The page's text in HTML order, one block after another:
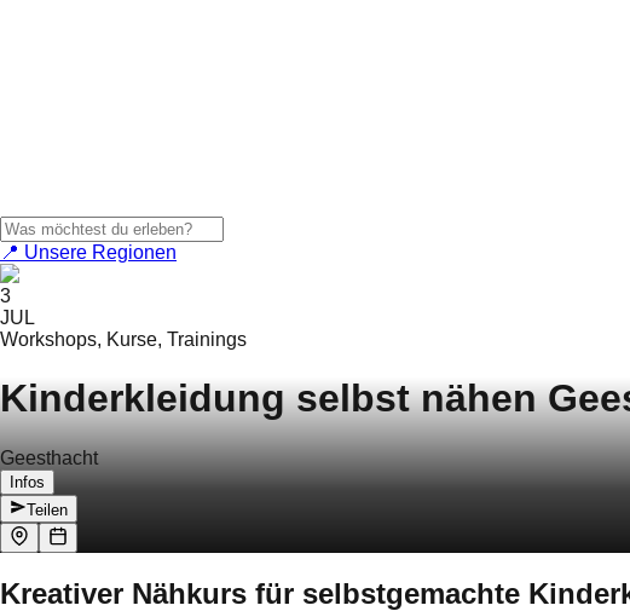
📍 Unsere Regionen
3
JUL
Workshops, Kurse, Trainings
Kinderkleidung selbst nähen
Geesthacht
Infos
Teilen
Kreativer Nähkurs für selbstgemachte